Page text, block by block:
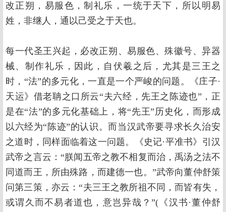
改正朔，易服色，制礼乐，一统于天下，所以明易
姓，非继人，通以己受之于天也。
每一代圣王兴起，必改正朔、易服色、殊徽号、异器
械、制作礼乐，因此，自伏羲之后，尤其是三王之
时，“法”的多元化，一直是一个严峻的问题。《庄子·
天运》借老聃之口所云“夫六经，先王之陈迹也”，正
是在“法”的多元化基础上，将“先王”历史化，而形成
以六经为“陈迹”的认识。而当汉武帝要寻求长久治安
之道时，同样面临着这一问题。《史记·平准书》引汉
武帝之言云：“朕闻五帝之教不相复而治，禹汤之法不
同道而王，所由殊路，而建德一也。”武帝向董仲舒策
问第三策，亦云：“夫三王之教所祖不同，而皆有失，
或谓久而不易者道也，意岂异哉？”(《汉书·董仲舒